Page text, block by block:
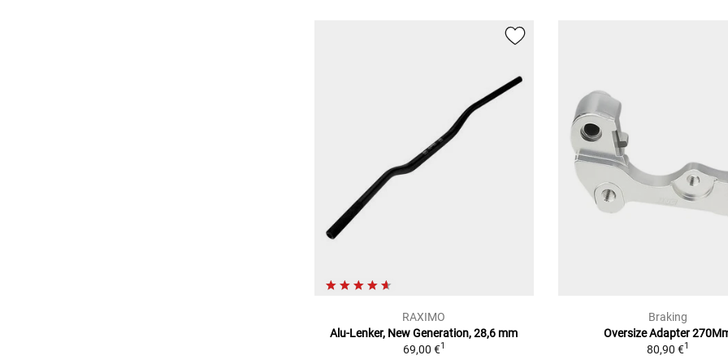
RAXIMO
Alu-Lenker, New Generation, 28,6 mm
69,00 €1
Braking
Oversize Adapter
80,90 €1